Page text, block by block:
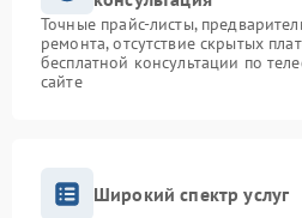
Точные прайс-листы,
ремонта, отсутствие скрытых
бесплатной консультации по
сайте
Широкий спектр услуг